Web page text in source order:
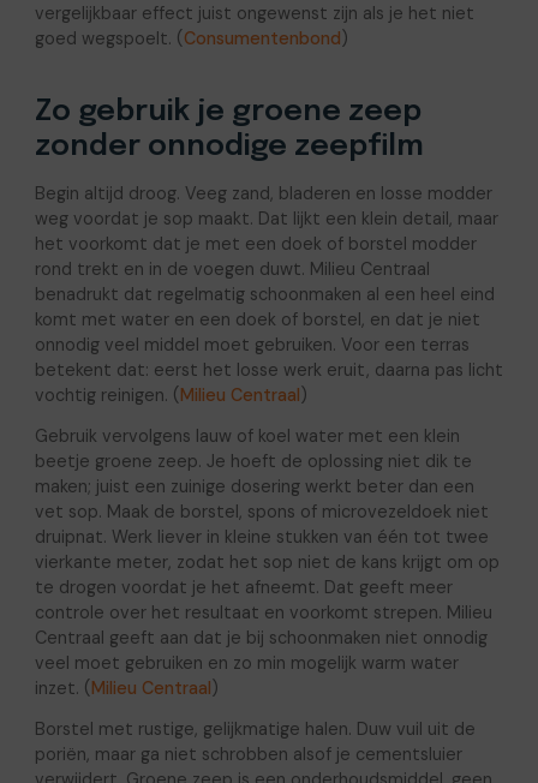
vergelijkbaar effect juist ongewenst zijn als je het niet
goed wegspoelt. (Consumentenbond)
Zo gebruik je groene zeep
zonder onnodige zeepfilm
Begin altijd droog. Veeg zand, bladeren en losse modder
weg voordat je sop maakt. Dat lijkt een klein detail, maar
het voorkomt dat je met een doek of borstel modder
rond trekt en in de voegen duwt. Milieu Centraal
benadrukt dat regelmatig schoonmaken al een heel eind
komt met water en een doek of borstel, en dat je niet
onnodig veel middel moet gebruiken. Voor een terras
betekent dat: eerst het losse werk eruit, daarna pas licht
vochtig reinigen. (Milieu Centraal)
Gebruik vervolgens lauw of koel water met een klein
beetje groene zeep. Je hoeft de oplossing niet dik te
maken; juist een zuinige dosering werkt beter dan een
vet sop. Maak de borstel, spons of microvezeldoek niet
druipnat. Werk liever in kleine stukken van één tot twee
vierkante meter, zodat het sop niet de kans krijgt om op
te drogen voordat je het afneemt. Dat geeft meer
controle over het resultaat en voorkomt strepen. Milieu
Centraal geeft aan dat je bij schoonmaken niet onnodig
veel moet gebruiken en zo min mogelijk warm water
inzet. (Milieu Centraal)
Borstel met rustige, gelijkmatige halen. Duw vuil uit de
poriën, maar ga niet schrobben alsof je cementsluier